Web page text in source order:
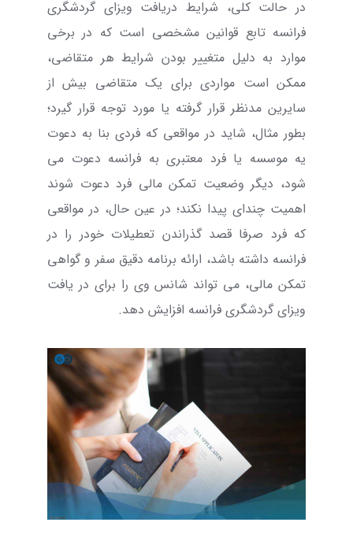
در حالت کلی، شرایط دریافت ویزای گردشگری
فرانسه تابع قوانین مشخصی است که در برخی
موارد به دلیل متغییر بودن شرایط هر متقاضی،
ممکن است مواردی برای یک متقاضی بیش از
سایرین مدنظر قرار گرفته یا مورد توجه قرار گیرد؛
بطور مثال، شاید در مواقعی که فردی بنا به دعوت
یه موسسه یا فرد معتبری به فرانسه دعوت می
شود، دیگر وضعیت تمکن مالی فرد دعوت شوند
اهمیت چندای پیدا نکند؛ در عین حال، در مواقعی
که فرد صرفا قصد گذراندن تعطیلات خودر را در
فرانسه داشته باشد، ارائه برنامه دقیق سفر و گواهی
تمکن مالی، می تواند شانس وی را برای در یافت
ویزای گردشگری فرانسه افزایش دهد.